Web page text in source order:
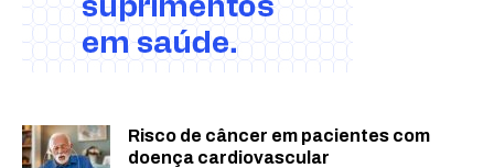
Risco de câncer em pacientes com
doença cardiovascular